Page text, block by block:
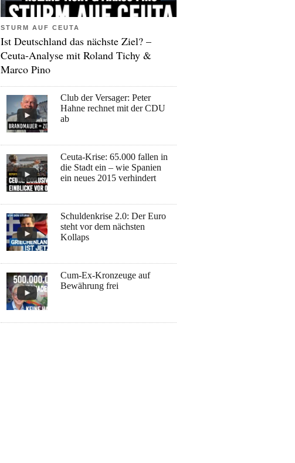
STURM AUF CEUTA
Ist Deutschland das nächste Ziel? –
Ceuta-Analyse mit Roland Tichy &
Marco Pino
Club der Versager: Peter
Hahne rechnet mit der CDU
ab
Ceuta-Krise: 65.000 fallen in
die Stadt ein – wie Spanien
ein neues 2015 verhindert
Schuldenkrise 2.0: Der Euro
steht vor dem nächsten
Kollaps
Cum-Ex-Kronzeuge auf
Bewährung frei